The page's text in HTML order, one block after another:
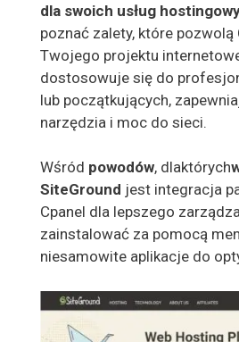
dla swoich usług
poznać zalety, które pozwolą
Twojego projektu
dostosowuje się do
lub początkujących,
narzędzia i moc do sieci.
Wśród powodów, dlaktórych
SiteGround jest integracja
Cpanel dla lepszego
zainstalować za pomocą
niesamowite aplikacje do